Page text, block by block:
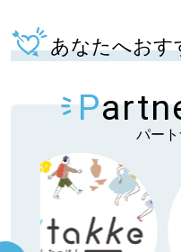
あなたへおす
P
パー